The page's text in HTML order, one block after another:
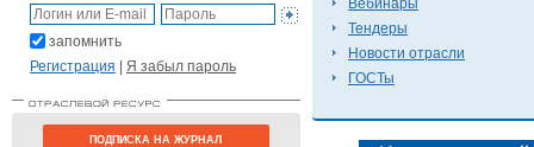
запомнить
Регистрация | Я забыл пароль
ПОДПИСКА НА ЖУРНАЛ
Вебинары
Тендеры
Новости отрасли
ГОСТы